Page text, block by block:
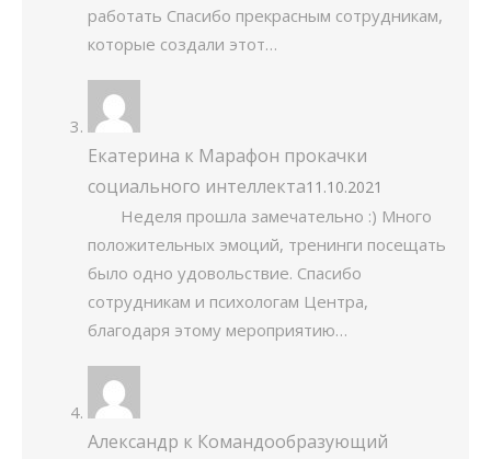
работать Спасибо прекрасным сотрудникам,
которые создали этот…
Екатерина к Марафон прокачки
социального интеллекта11.10.2021
Неделя прошла замечательно :) Много
положительных эмоций, тренинги посещать
было одно удовольствие. Спасибо
сотрудникам и психологам Центра,
благодаря этому мероприятию…
Александр к Командообразующий